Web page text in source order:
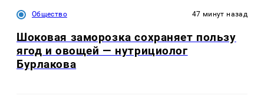
Общество 47 минут назад
Шоковая заморозка сохраняет пользу
ягод и овощей — нутрициолог
Бурлакова